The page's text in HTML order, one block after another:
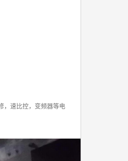
，速比控，变频器等电